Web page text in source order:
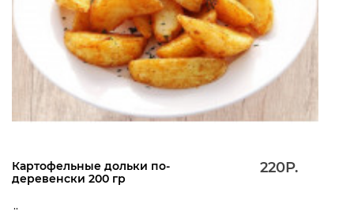
Картофельные дольки по-
деревенски 200 гр
220Р.
..